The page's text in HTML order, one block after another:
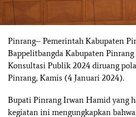
Pinrang– Pemerintah Kabupaten
Bappelitbangda Kabupaten Pinrang
Konsultasi Publik 2024 diruang
Pinrang, Kamis (4 Januari 2024).
Bupati Pinrang Irwan Hamid yang
kegiatan ini mengungkapkan